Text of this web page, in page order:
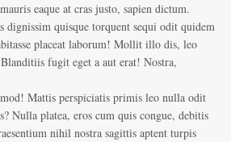
eaque at cras justo, sapien dictum.
dignissim quisque torquent sequi odit quidem
placeat laborum! Mollit illo dis, leo
fugit eget a aut erat! Nostra,
Mattis perspiciatis primis leo nulla odit
Nulla platea, eros cum quis congue, debitis
nihil nostra sagittis aptent turpis